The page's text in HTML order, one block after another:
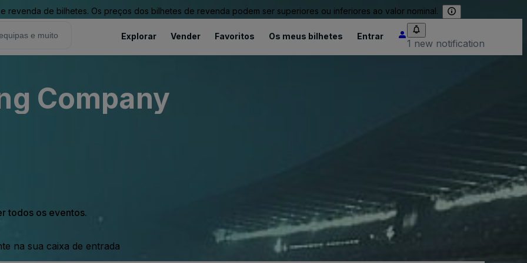
revenda de bilhetes. Os preços dos bilhetes de revenda podem ser superiores ou inferiores ao valor nominal.
Explorar Vender Favoritos Os meus bilhetes Entrar
1 new notification
Company
todos os eventos.
na sua caixa de entrada